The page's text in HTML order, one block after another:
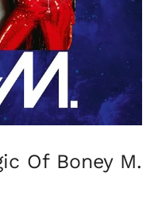
Of Boney M.